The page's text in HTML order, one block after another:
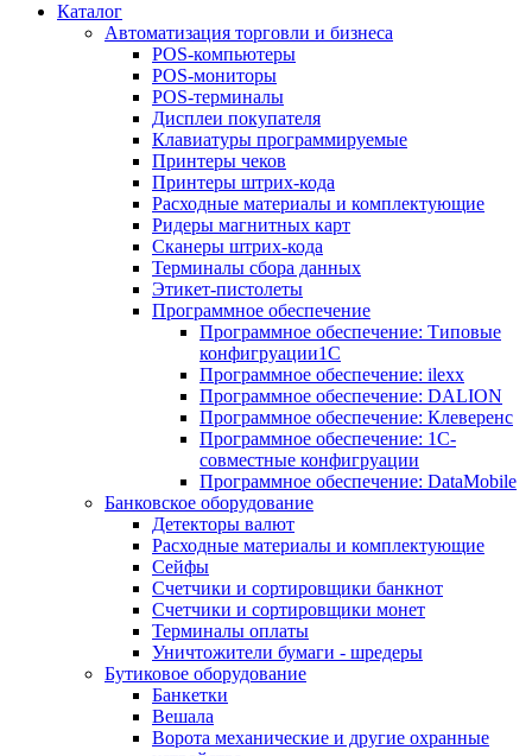
Каталог
Автоматизация торговли и бизнеса
POS-компьютеры
POS-мониторы
POS-терминалы
Дисплеи покупателя
Клавиатуры программируемые
Принтеры чеков
Принтеры штрих-кода
Расходные материалы и комплектующие
Ридеры магнитных карт
Сканеры штрих-кода
Терминалы сбора данных
Этикет-пистолеты
Программное обеспечение
Программное обеспечение: Типовые
конфигруации1С
Программное обеспечение: ilexx
Программное обеспечение: DALION
Программное обеспечение: Клеверенс
Программное обеспечение: 1С-
совместные конфигруации
Программное обеспечение: DataMobile
Банковское оборудование
Детекторы валют
Расходные материалы и комплектующие
Сейфы
Счетчики и сортировщики банкнот
Счетчики и сортировщики монет
Терминалы оплаты
Уничтожители бумаги - шредеры
Бутиковое оборудование
Банкетки
Вешала
Ворота механические и другие охранные